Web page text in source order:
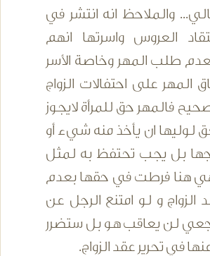
والملاحظ انه انتشر في
العروس واسرتها انهم
طلب المهر وخاصة الأسر
المهر على احتفالات الزواج
فالمهر حق للمرأة لايجوز
لوليها ان يأخذ منه شيء أو
بل يجب تحتفظ به لمثل
هنا فرطت في حقها بعدم
و لو امتنع الرجل عن
رجعي لن يعاقب هو بل ستضرر
في تحرير عقد الزواج.